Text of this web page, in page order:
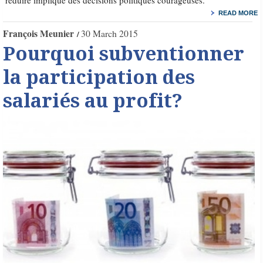
READ MORE
François Meunier 30 March 2015
Pourquoi subventionner
la participation des
salariés au profit?